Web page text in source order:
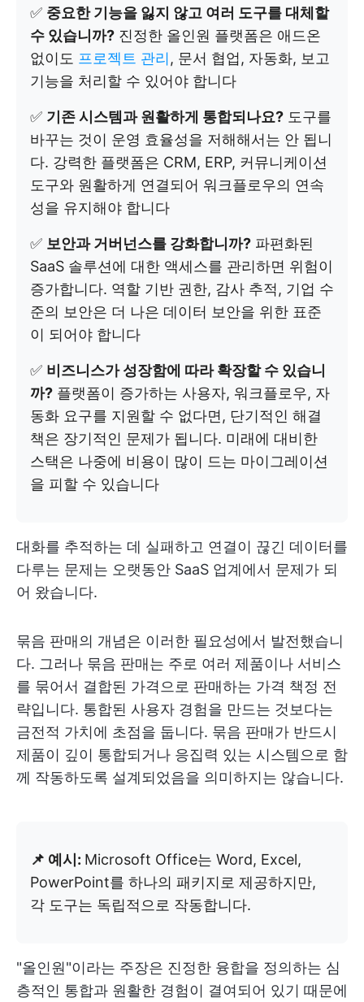
✅ 중요한 기능을 잃지 않고 여러 도구를 대체할
수 있습니까? 진정한 올인원 플랫폼은 애드온
없이도 프로젝트 관리 , 문서 협업, 자동화, 보고
기능을 처리할 수 있어야 합니다
✅ 기존 시스템과 원활하게 통합되나요? 도구를
바꾸는 것이 운영 효율성을 저해해서는 안 됩니
다. 강력한 플랫폼은 CRM, ERP, 커뮤니케이션
도구와 원활하게 연결되어 워크플로우의 연속
성을 유지해야 합니다
✅ 보안과 거버넌스를 강화합니까? 파편화된
SaaS 솔루션에 대한 액세스를 관리하면 위험이
증가합니다. 역할 기반 권한, 감사 추적, 기업 수
준의 보안은 더 나은 데이터 보안을 위한 표준
이 되어야 합니다
✅ 비즈니스가 성장함에 따라 확장할 수 있습니
까? 플랫폼이 증가하는 사용자, 워크플로우, 자
동화 요구를 지원할 수 없다면, 단기적인 해결
책은 장기적인 문제가 됩니다. 미래에 대비한
스택은 나중에 비용이 많이 드는 마이그레이션
을 피할 수 있습니다
대화를 추적하는 데 실패하고 연결이 끊긴 데이터를
다루는 문제는 오랫동안 SaaS 업계에서 문제가 되
어 왔습니다.
묶음 판매의 개념은 이러한 필요성에서 발전했습니
다. 그러나 묶음 판매는 주로 여러 제품이나 서비스
를 묶어서 결합된 가격으로 판매하는 가격 책정 전
략입니다. 통합된 사용자 경험을 만드는 것보다는
금전적 가치에 초점을 둡니다. 묶음 판매가 반드시
제품이 깊이 통합되거나 응집력 있는 시스템으로 함
께 작동하도록 설계되었음을 의미하지는 않습니다.
📌 예시: Microsoft Office는 Word, Excel,
PowerPoint를 하나의 패키지로 제공하지만,
각 도구는 독립적으로 작동합니다.
"올인원"이라는 주장은 진정한 융합을 정의하는 심
층적인 통합과 원활한 경험이 결여되어 있기 때문에